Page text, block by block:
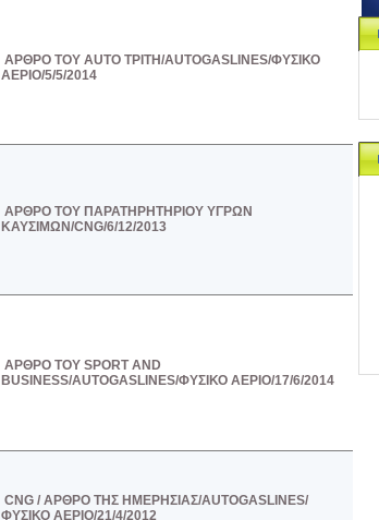
ΑΡΘΡΟ ΤΟΥ AUTO ΤΡΙΤΗ/AUTOGASLINES/ΦΥΣΙΚΟ
ΑΕΡΙΟ/5/5/2014
ΑΡΘΡΟ ΤΟΥ ΠΑΡΑΤΗΡΗΤΗΡΙΟΥ ΥΓΡΩΝ
ΚΑΥΣΙΜΩΝ/CNG/6/12/2013
ΑΡΘΡΟ ΤΟΥ SPORT AND
BUSINESS/AUTOGASLINES/ΦΥΣΙΚΟ ΑΕΡΙΟ/17/6/2014
CNG / AΡΘΡΟ ΤΗΣ ΗΜΕΡΗΣΙΑΣ/AUTOGASLINES/
ΦΥΣΙΚΟ ΑΕΡΙΟ/21/4/2012